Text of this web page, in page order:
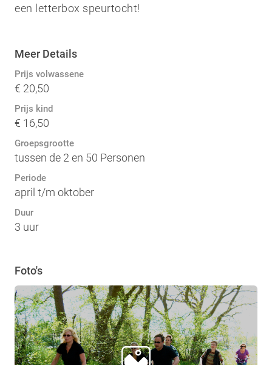
een letterbox speurtocht!
Meer Details
Prijs volwassene
€ 20,50
Prijs kind
€ 16,50
Groepsgrootte
tussen de 2 en 50 Personen
Periode
april t/m oktober
Duur
3 uur
Foto's